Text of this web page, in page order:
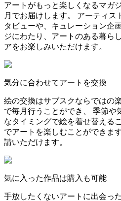
アートがもっと楽しくなるマガ
月でお届けします。 アーティス
タビューや、キュレーション企
ジにわたり、アートのある暮ら
アをお楽しみいただけます。
気分に合わせてアートを交換
絵の交換はサブスクならではの
で毎月行うことができ、 季節や
なタイミングで絵を着せ替える
でアートを楽しむことができま
請いただけます。
気に入った作品は購入も可能
手放したくないアートに出会っ